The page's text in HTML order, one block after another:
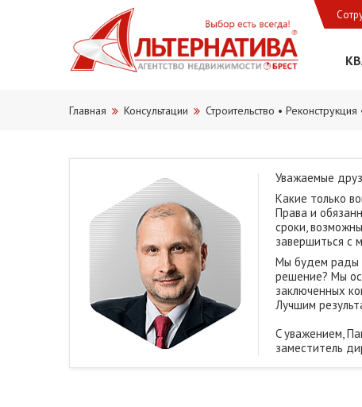
Главная Консультации Строительство •
Уважаемые
Какие только
Права и
сроки,
завершиться с
Мы будем рады
решение? Мы
заключенных
Лучшим
C уважением,
заместитель